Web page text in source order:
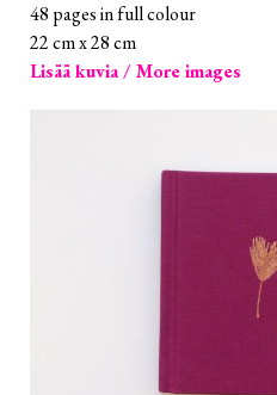
48 pages in full colour
22 cm x 28 cm
Lisää kuvia / More images